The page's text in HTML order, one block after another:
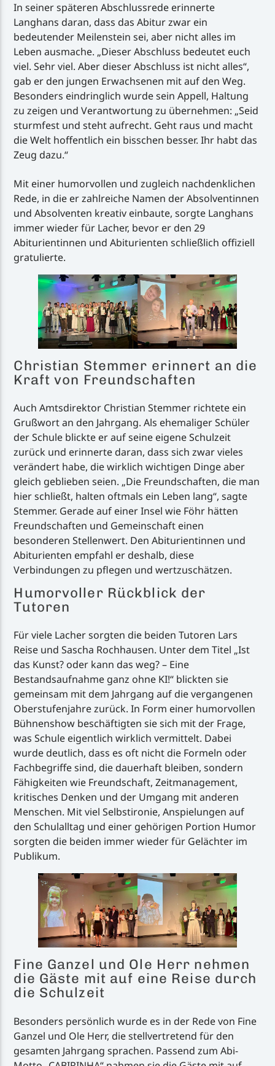
In seiner späteren Abschlussrede erinnerte
Langhans daran, dass das Abitur zwar ein
bedeutender Meilenstein sei, aber nicht alles im
Leben ausmache. „Dieser Abschluss bedeutet euch
viel. Sehr viel. Aber dieser Abschluss ist nicht alles“,
gab er den jungen Erwachsenen mit auf den Weg.
Besonders eindringlich wurde sein Appell, Haltung
zu zeigen und Verantwortung zu übernehmen: „Seid
sturmfest und steht aufrecht. Geht raus und macht
die Welt hoffentlich ein bisschen besser. Ihr habt das
Zeug dazu.“
Mit einer humorvollen und zugleich nachdenklichen
Rede, in die er zahlreiche Namen der Absolventinnen
und Absolventen kreativ einbaute, sorgte Langhans
immer wieder für Lacher, bevor er den 29
Abiturientinnen und Abiturienten schließlich offiziell
gratulierte.
Christian Stemmer erinnert an die
Kraft von Freundschaften
Auch Amtsdirektor Christian Stemmer richtete ein
Grußwort an den Jahrgang. Als ehemaliger Schüler
der Schule blickte er auf seine eigene Schulzeit
zurück und erinnerte daran, dass sich zwar vieles
verändert habe, die wirklich wichtigen Dinge aber
gleich geblieben seien. „Die Freundschaften, die man
hier schließt, halten oftmals ein Leben lang“, sagte
Stemmer. Gerade auf einer Insel wie Föhr hätten
Freundschaften und Gemeinschaft einen
besonderen Stellenwert. Den Abiturientinnen und
Abiturienten empfahl er deshalb, diese
Verbindungen zu pflegen und wertzuschätzen.
Humorvoller Rückblick der
Tutoren
Für viele Lacher sorgten die beiden Tutoren Lars
Reise und Sascha Rochhausen. Unter dem Titel „Ist
das Kunst? oder kann das weg? – Eine
Bestandsaufnahme ganz ohne KI!“ blickten sie
gemeinsam mit dem Jahrgang auf die vergangenen
Oberstufenjahre zurück. In Form einer humorvollen
Bühnenshow beschäftigten sie sich mit der Frage,
was Schule eigentlich wirklich vermittelt. Dabei
wurde deutlich, dass es oft nicht die Formeln oder
Fachbegriffe sind, die dauerhaft bleiben, sondern
Fähigkeiten wie Freundschaft, Zeitmanagement,
kritisches Denken und der Umgang mit anderen
Menschen. Mit viel Selbstironie, Anspielungen auf
den Schulalltag und einer gehörigen Portion Humor
sorgten die beiden immer wieder für Gelächter im
Publikum.
Fine Ganzel und Ole Herr nehmen
die Gäste mit auf eine Reise durch
die Schulzeit
Besonders persönlich wurde es in der Rede von Fine
Ganzel und Ole Herr, die stellvertretend für den
gesamten Jahrgang sprachen. Passend zum Abi-